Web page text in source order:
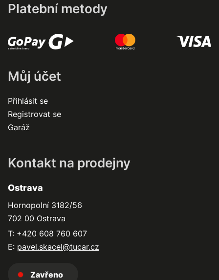
Platební metody
Můj účet
Přihlásit se
Registrovat se
Garáž
Kontakt na prodejny
Ostrava
Hornopolní 3182/56
702 00 Ostrava
T: +420 608 760 607
E: pavel.skacel@tucar.cz
Zavřeno